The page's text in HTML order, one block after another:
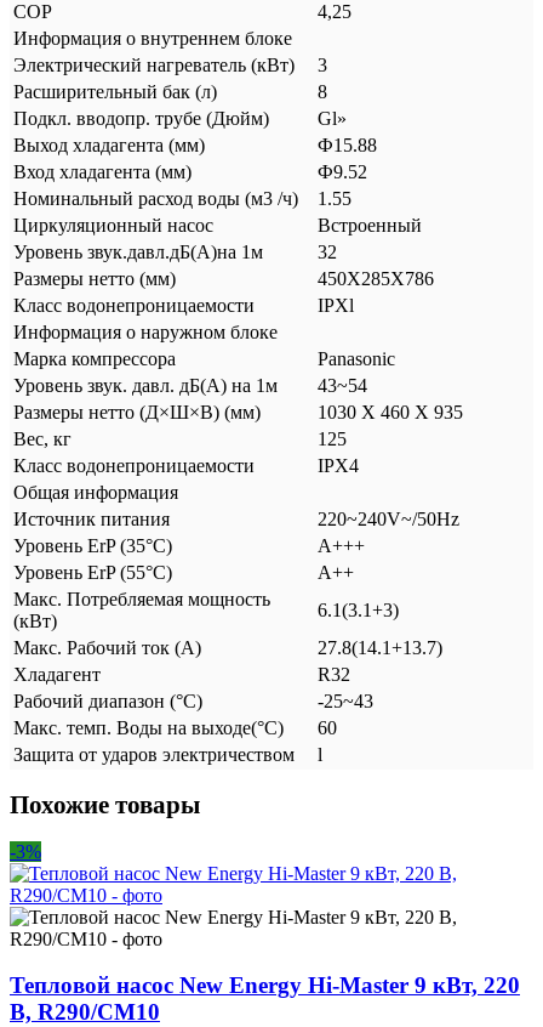
COP
4,25
Информация о внутреннем блоке
Электрический нагреватель (кВт)
3
Расширительный бак (л)
8
Подкл. вводопр. трубе (Дюйм)
Gl»
Выход хладагента (мм)
Ф15.88
Вход хладагента (мм)
Ф9.52
Номинальный расход воды (м3 /ч)
1.55
Циркуляционный насос
Встроенный
Уровень звук.давл.дБ(А)на 1м
32
Размеры нетто (мм)
450Х285Х786
Класс водонепроницаемости
IPXl
Информация о наружном блоке
Марка компрессора
Panasonic
Уровень звук. давл. дБ(А) на 1м
43~54
Размеры нетто (Д×Ш×В) (мм)
1030 Х 460 Х 935
Вес, кг
125
Класс водонепроницаемости
IPX4
Общая информация
Источник питания
220~240V~/50Hz
Уровень ErP (35°C)
А+++
Уровень ErP (55°C)
А++
Макс. Потребляемая мощность
(кВт)
6.1(3.1+3)
Макс. Рабочий ток (А)
27.8(14.1+13.7)
Хладагент
R32
Рабочий диапазон (°C)
-25~43
Макс. темп. Воды на выходе(°C)
60
Защита от ударов электричеством
l
Похожие товары
-3%
Тепловой насос New Energy Hi-Master 9 кВт, 220
В, R290/CM10